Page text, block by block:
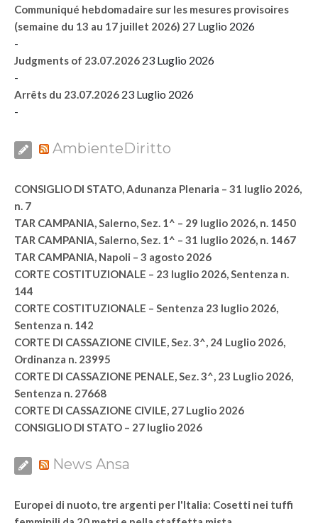
Communiqué hebdomadaire sur les mesures provisoires
(semaine du 13 au 17 juillet 2026) 27 Luglio 2026
-
Judgments of 23.07.2026 23 Luglio 2026
-
Arrêts du 23.07.2026 23 Luglio 2026
-
AmbienteDiritto
CONSIGLIO DI STATO, Adunanza Plenaria – 31 luglio 2026,
n. 7
TAR CAMPANIA, Salerno, Sez. 1^ – 29 luglio 2026, n. 1450
TAR CAMPANIA, Salerno, Sez. 1^ – 31 luglio 2026, n. 1467
TAR CAMPANIA, Napoli – 3 agosto 2026
CORTE COSTITUZIONALE – 23 luglio 2026, Sentenza n.
144
CORTE COSTITUZIONALE – Sentenza 23 luglio 2026,
Sentenza n. 142
CORTE DI CASSAZIONE CIVILE, Sez. 3^, 24 Luglio 2026,
Ordinanza n. 23995
CORTE DI CASSAZIONE PENALE, Sez. 3^, 23 Luglio 2026,
Sentenza n. 27668
CORTE DI CASSAZIONE CIVILE, 27 Luglio 2026
CONSIGLIO DI STATO – 27 luglio 2026
News Ansa
Europei di nuoto, tre argenti per l'Italia: Cosetti nei tuffi